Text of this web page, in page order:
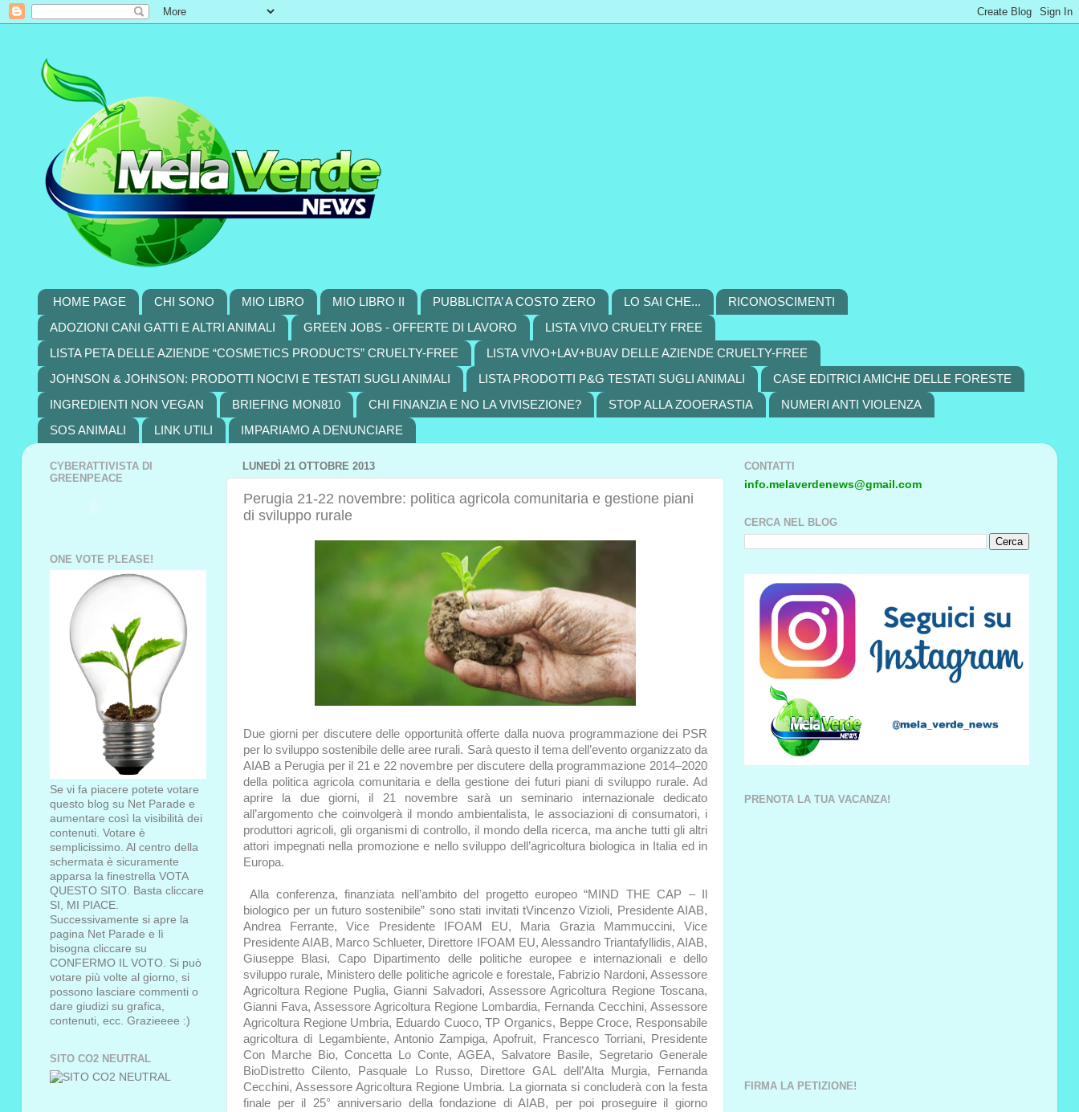
HOME PAGE CHI SONO MIO LIBRO MIO LIBRO II PUBBLICITA’ A COSTO ZERO LO SAI CHE...
RICONOSCIMENTI
ADOZIONI CANI GATTI E ALTRI ANIMALI
GREEN JOBS - OFFERTE DI LAVORO
LISTA VIVO CRUELTY FREE
LISTA PETA DELLE AZIENDE “COSMETICS PRODUCTS” CRUELTY-FREE
LISTA VIVO+LAV+BUAV DELLE AZIENDE CRUELTY-FREE
JOHNSON & JOHNSON: PRODOTTI NOCIVI E TESTATI SUGLI ANIMALI
LISTA PRODOTTI P&G TESTATI SUGLI ANIMALI
CASE EDITRICI AMICHE DELLE FORESTE
INGREDIENTI NON VEGAN
BRIEFING MON810 CHI FINANZIA E NO LA VIVISEZIONE? STOP ALLA ZOOERASTIA
NUMERI ANTI VIOLENZA
SOS ANIMALI
LINK UTILI IMPARIAMO A DENUNCIARE
LUNEDÌ 21 OTTOBRE 2013
Perugia 21-22 novembre: politica agricola comunitaria e gestione piani
di sviluppo rurale
Due giorni per discutere delle opportunità offerte dalla nuova programmazione dei PSR
per lo sviluppo sostenibile delle aree rurali. Sarà questo il tema dell’evento organizzato da
AIAB a Perugia per il 21 e 22 novembre per discutere della programmazione 2014–2020
della politica agricola comunitaria e della gestione dei futuri piani di sviluppo rurale. Ad
aprire la due giorni, il 21 novembre sarà un seminario internazionale dedicato
all’argomento che coinvolgerà il mondo ambientalista, le associazioni di consumatori, i
produttori agricoli, gli organismi di controllo, il mondo della ricerca, ma anche tutti gli altri
attori impegnati nella promozione e nello sviluppo dell’agricoltura biologica in Italia ed in
Europa.
Alla conferenza, finanziata nell’ambito del progetto europeo “MIND THE CAP – Il
biologico per un futuro sostenibile” sono stati invitati tVincenzo Vizioli, Presidente AIAB,
Andrea Ferrante, Vice Presidente IFOAM EU, Maria Grazia Mammuccini, Vice
Presidente AIAB, Marco Schlueter, Direttore IFOAM EU, Alessandro Triantafyllidis, AIAB,
Giuseppe Blasi, Capo Dipartimento delle politiche europee e internazionali e dello
sviluppo rurale, Ministero delle politiche agricole e forestale, Fabrizio Nardoni, Assessore
Agricoltura Regione Puglia, Gianni Salvadori, Assessore Agricoltura Regione Toscana,
Gianni Fava, Assessore Agricoltura Regione Lombardia, Fernanda Cecchini, Assessore
Agricoltura Regione Umbria, Eduardo Cuoco, TP Organics, Beppe Croce, Responsabile
agricoltura di Legambiente, Antonio Zampiga, Apofruit, Francesco Torriani, Presidente
Con Marche Bio, Concetta Lo Conte, AGEA, Salvatore Basile, Segretario Generale
BioDistretto Cilento, Pasquale Lo Russo, Direttore GAL dell’Alta Murgia, Fernanda
Cecchini, Assessore Agricoltura Regione Umbria. La giornata si concluderà con la festa
finale per il 25° anniversario della fondazione di AIAB, per poi proseguire il giorno
CYBERATTIVISTA DI
GREENPEACE
ONE VOTE PLEASE!
Se vi fa piacere potete votare
questo blog su Net Parade e
aumentare così la visibilità dei
contenuti. Votare è
semplicissimo. Al centro della
schermata è sicuramente
apparsa la finestrella VOTA
QUESTO SITO. Basta cliccare
SI, MI PIACE.
Successivamente si apre la
pagina Net Parade e lì
bisogna cliccare su
CONFERMO IL VOTO. Si può
votare più volte al giorno, si
possono lasciare commenti o
dare giudizi su grafica,
contenuti, ecc. Grazieeee :)
SITO CO2 NEUTRAL
CONTATTI
info.melaverdenews@gmail.com
CERCA NEL BLOG
PRENOTA LA TUA VACANZA!
FIRMA LA PETIZIONE!